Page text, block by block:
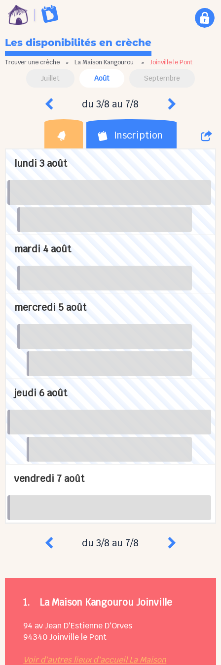
Les disponibilités en crèche
Trouver une crèche » La Maison Kangourou » Joinville le Pont
Juillet Août Septembre
du 3/8 au 7/8
Inscription
lundi 3 août
mardi 4 août
mercredi 5 août
jeudi 6 août
vendredi 7 août
du 3/8 au 7/8
1. La Maison Kangourou Joinville
94 av Jean D'Estienne D'Orves
94340 Joinville le Pont
Voir d'autres lieux d'accueil La Maison